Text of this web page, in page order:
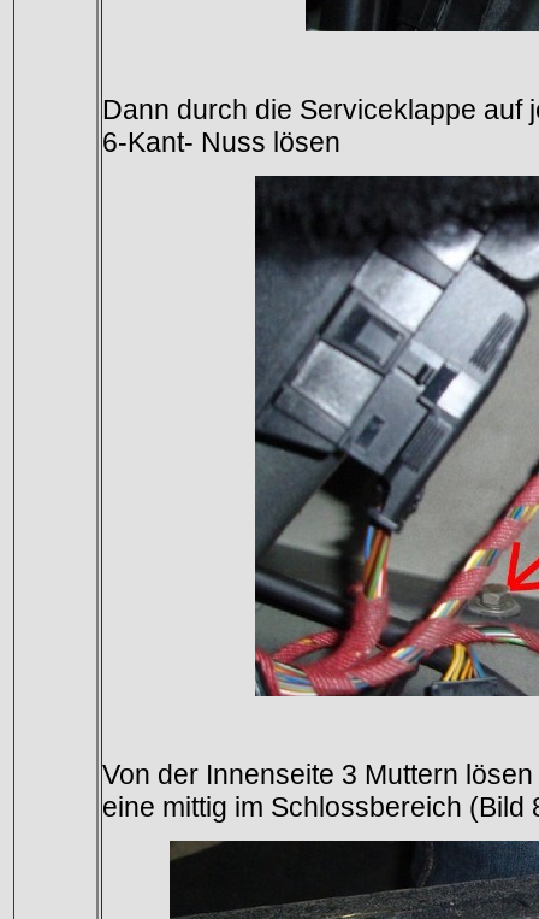
Dann durch die Serviceklappe auf
6-Kant- Nuss lösen
Von der Innenseite 3 Muttern
eine mittig im Schlossbereich (Bild